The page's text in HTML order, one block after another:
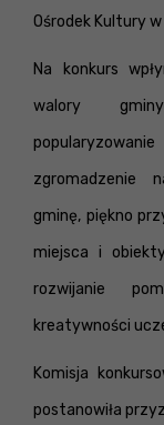
Ośrodek Kultury
Na konkurs
walory gminy
zgromadzenie
gminę, piękno
miejsca i
rozwijanie
kreatywności
Komisja
postanowiła